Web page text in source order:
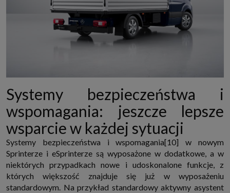
Systemy bezpieczeństwa i
wspomagania: jeszcze lepsze
wsparcie w każdej sytuacji
Systemy bezpieczeństwa i wspomagania[10] w nowym
Sprinterze i eSprinterze są wyposażone w dodatkowe, a w
niektórych przypadkach nowe i udoskonalone funkcje, z
których większość znajduje się już w wyposażeniu
standardowym. Na przykład standardowy aktywny asystent